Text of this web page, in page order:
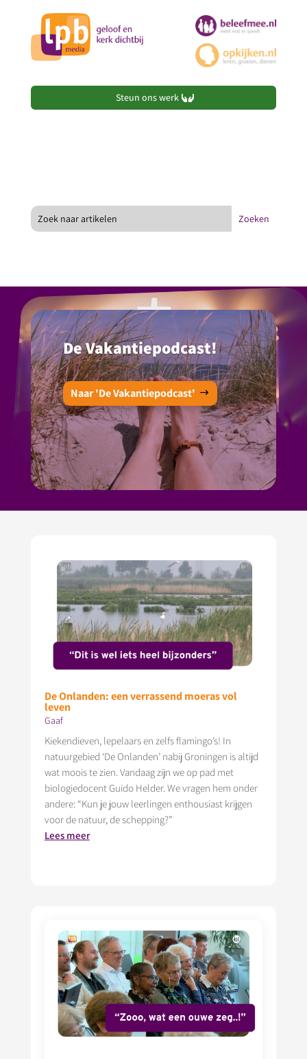
Steun ons werk
De Vakantiepodcast!
Naar 'De Vakantiepodcast'
De Onlanden: een verrassend moeras vol
leven
Gaaf
Kiekendieven, lepelaars en zelfs flamingo’s! In
natuurgebied ‘De Onlanden’ nabij Groningen is altijd
wat moois te zien. Vandaag zijn we op pad met
biologiedocent Guido Helder. We vragen hem onder
andere: “Kun je jouw leerlingen enthousiast krijgen
voor de natuur, de schepping?”
Lees meer